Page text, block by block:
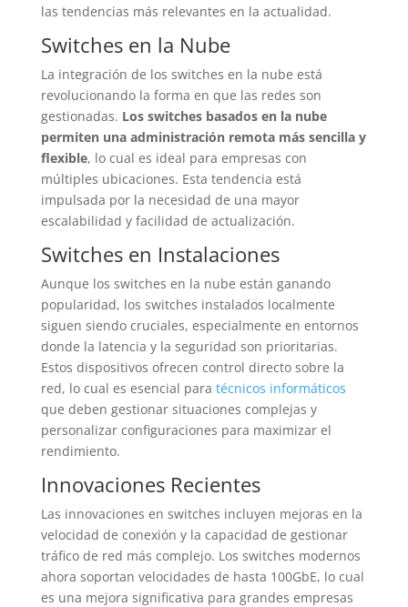
las tendencias más relevantes en la actualidad.
Switches en la Nube
La integración de los switches en la nube está
revolucionando la forma en que las redes son
gestionadas. Los switches basados en la nube
permiten una administración remota más sencilla y
flexible, lo cual es ideal para empresas con
múltiples ubicaciones. Esta tendencia está
impulsada por la necesidad de una mayor
escalabilidad y facilidad de actualización.
Switches en Instalaciones
Aunque los switches en la nube están ganando
popularidad, los switches instalados localmente
siguen siendo cruciales, especialmente en entornos
donde la latencia y la seguridad son prioritarias.
Estos dispositivos ofrecen control directo sobre la
red, lo cual es esencial para técnicos informáticos
que deben gestionar situaciones complejas y
personalizar configuraciones para maximizar el
rendimiento.
Innovaciones Recientes
Las innovaciones en switches incluyen mejoras en la
velocidad de conexión y la capacidad de gestionar
tráfico de red más complejo. Los switches modernos
ahora soportan velocidades de hasta 100GbE, lo cual
es una mejora significativa para grandes empresas